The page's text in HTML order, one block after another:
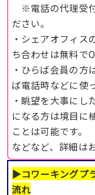
※電話の代理受
ださい。
・シェアオフィス
ち合わせは無料で
・ひらば会員の方
ば電話時などに使
・眺望を大事にし
になる方は境目に
ことは可能です。
などなど、詳細は
▶︎コワーキングプ
流れ